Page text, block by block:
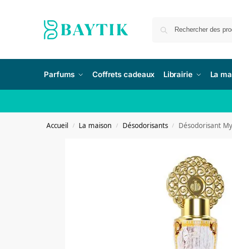
Parfums Coffrets cadeaux Librairie La
Accueil / La maison / Désodorisants / Désodorisant